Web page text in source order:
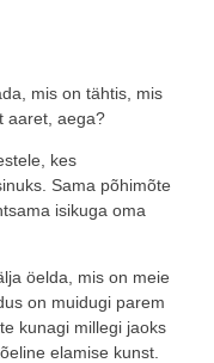
mis on tähtis, mis
aaret, aega?
kes
Sama põhimõte
isikuga oma
öelda, mis on meie
on muidugi parem
kunagi millegi jaoks
elamise kunst.